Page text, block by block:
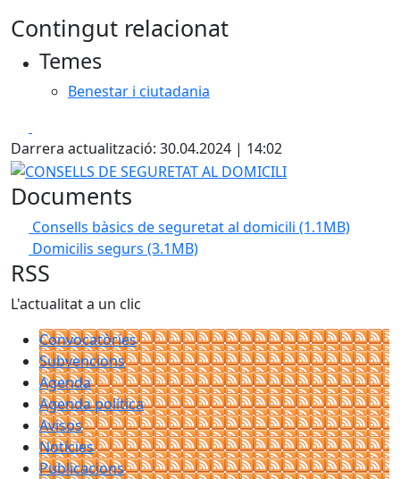
Contingut relacionat
Temes
Benestar i ciutadania
Darrera actualització: 30.04.2024 | 14:02
CONSELLS DE SEGURETAT AL DOMICILI
Documents
Consells bàsics de seguretat al domicili (1.1MB)
Domicilis segurs (3.1MB)
RSS
L'actualitat a un clic
Convocatòries
Subvencions
Agenda
Agenda política
Avisos
Notícies
Publicacions